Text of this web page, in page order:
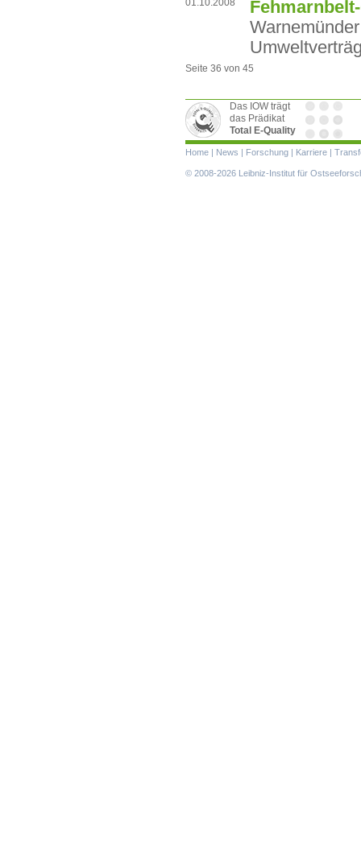
Seite 36 von 45
Das IOW trägt
das Prädikat
Total E-Quality
Navigation
überspringen
Home | News | Forschung | Karriere |
© 2008-2026 Leibniz-Institut für